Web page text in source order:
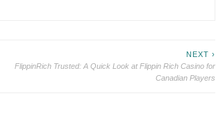
NEXT ›
FlippinRich Trusted: A Quick Look at Flippin Rich Casino for
Canadian Players